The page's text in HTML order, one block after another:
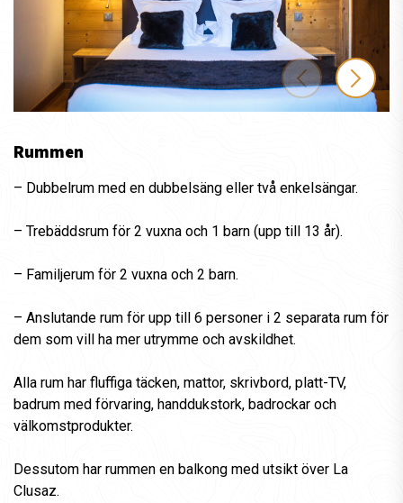
Rummen
– Dubbelrum med en dubbelsäng eller två enkelsängar.
– Trebäddsrum för 2 vuxna och 1 barn (upp till 13 år).
– Familjerum för 2 vuxna och 2 barn.
– Anslutande rum för upp till 6 personer i 2 separata rum för
dem som vill ha mer utrymme och avskildhet.
Alla rum har fluffiga täcken, mattor, skrivbord, platt-TV,
badrum med förvaring, handdukstork, badrockar och
välkomstprodukter.
Dessutom har rummen en balkong med utsikt över La
Clusaz.